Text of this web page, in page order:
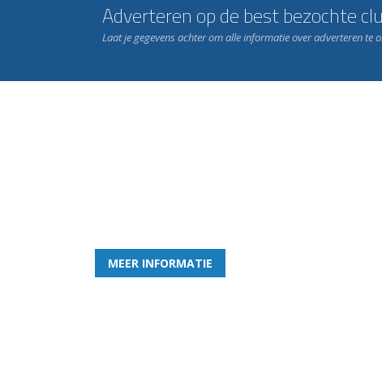
Adverteren op de best bezochte
Laat je gegevens achter om alle informatie over adverteren te
MEER INFORMATIE